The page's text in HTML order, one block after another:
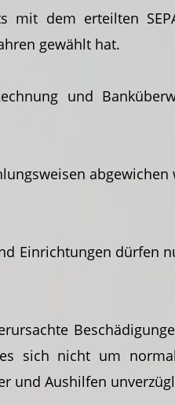
mit dem erteilten
gewählt hat.
und
abgewichen
Einrichtungen dürfen
sich nicht um
und Aushilfen